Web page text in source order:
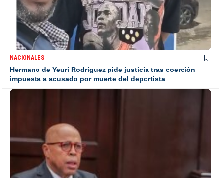
NACIONALES
Hermano de Yeuri Rodríguez pide justicia tras coerción
impuesta a acusado por muerte del deportista